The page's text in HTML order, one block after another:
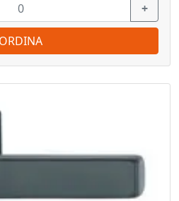
+
ORDINA